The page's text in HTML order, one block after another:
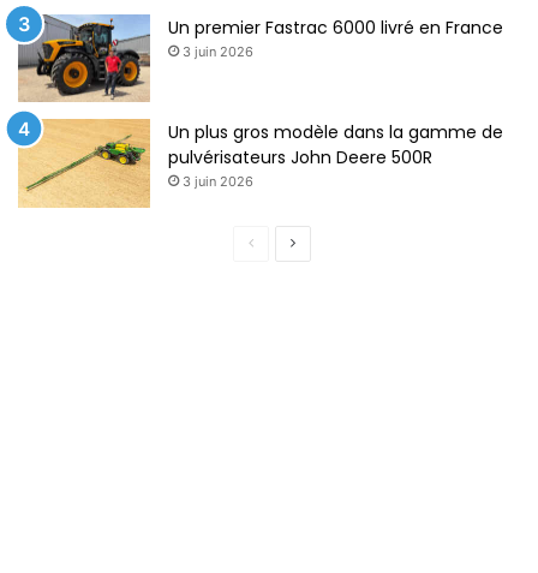
Un premier Fastrac 6000 livré en France
3 juin 2026
Un plus gros modèle dans la gamme de
pulvérisateurs John Deere 500R
3 juin 2026
Page
Page